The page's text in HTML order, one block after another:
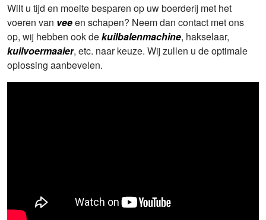
Wilt u tijd en moeite besparen op uw boerderij met het
voeren van veeen schapen? Neem dan contact met ons
op, wij hebben ook dekuilbalenmachine, hakselaar,
kuilvoermaaier, etc. naar keuze. Wij zullen u de optimale
oplossing aanbevelen.